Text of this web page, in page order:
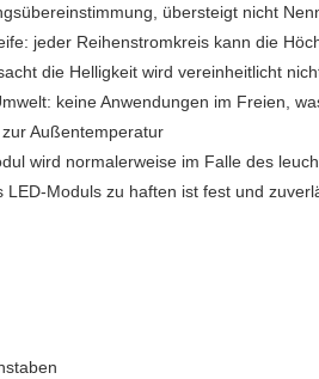
übersteigt nicht
jeder Reihenstromkreis kann die
die Helligkeit wird vereinheitlicht
keine Anwendungen im Freien,
Außentemperatur
wird normalerweise im Falle des
LED-Moduls zu haften ist fest und